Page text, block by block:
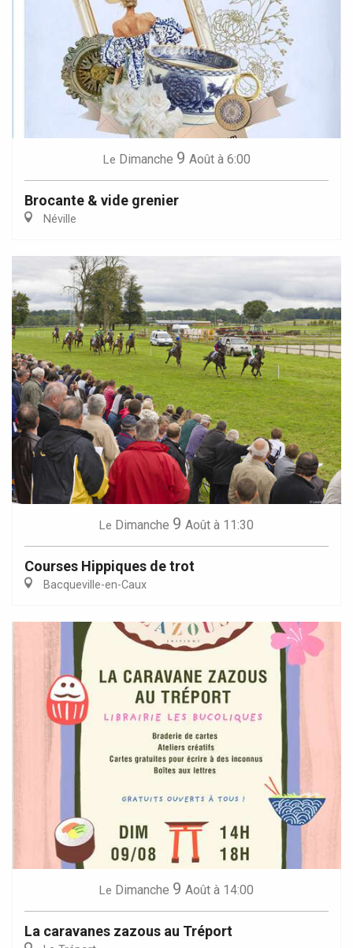
Le Dimanche 9 Août à 6:00
Brocante & vide grenier
Néville
Le Dimanche 9 Août à 11:30
Courses Hippiques de trot
Bacqueville-en-Caux
Le Dimanche 9 Août à 14:00
La caravanes zazous au Tréport